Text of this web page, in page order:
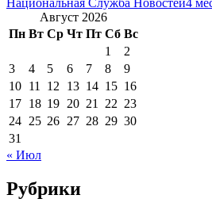
Август 2026
Пн Вт Ср Чт Пт Сб Вс
1
2
3
4 5 6 7 8
9
10 11 12 13 14 15 16
17 18 19 20 21 22 23
24 25 26 27 28 29 30
31
« Июл
Рубрики